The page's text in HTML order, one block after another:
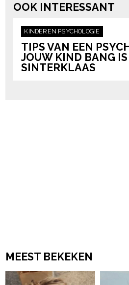
OOK INTERESSANT
KINDEREN PSYCHOLOGIE
TIPS VAN EEN
JOUW KIND BANG IS
SINTERKLAAS
MEEST BEKEKEN